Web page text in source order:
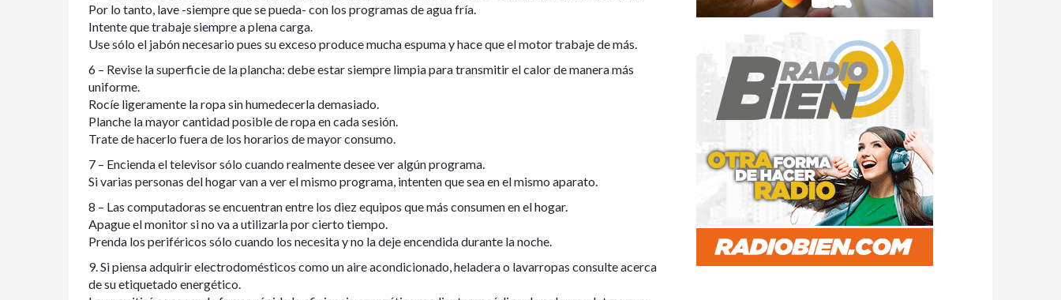
Por lo tanto, lave -siempre que se pueda- con los programas de agua fría.
Intente que trabaje siempre a plena carga.
Use sólo el jabón necesario pues su exceso produce mucha espuma y hace que el motor trabaje de más.
6 – Revise la superficie de la plancha: debe estar siempre limpia para transmitir el calor de manera más
uniforme.
Rocíe ligeramente la ropa sin humedecerla demasiado.
Planche la mayor cantidad posible de ropa en cada sesión.
Trate de hacerlo fuera de los horarios de mayor consumo.
7 – Encienda el televisor sólo cuando realmente desee ver algún programa.
Si varias personas del hogar van a ver el mismo programa, intenten que sea en el mismo aparato.
8 – Las computadoras se encuentran entre los diez equipos que más consumen en el hogar.
Apague el monitor si no va a utilizarla por cierto tiempo.
Prenda los periféricos sólo cuando los necesita y no la deje encendida durante la noche.
9. Si piensa adquirir electrodomésticos como un aire acondicionado, heladera o lavarropas consulte acerca
de su etiquetado energético.